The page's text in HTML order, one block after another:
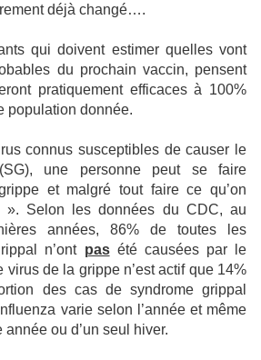
déjà changé….
qui doivent estimer quelles vont
du prochain vaccin, pensent
pratiquement efficaces à 100%
population donnée.
connus susceptibles de causer le
une personne peut se faire
et malgré tout faire ce qu’on
Selon les données du CDC, au
années, 86% de toutes les
n’ont pasété causées par le
virus de la grippe n’est actif que 14%
des cas de syndrome grippal
varie selon l’année et même
année ou d’un seul hiver.